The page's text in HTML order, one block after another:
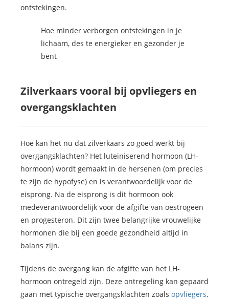
ontstekingen.
Hoe minder verborgen ontstekingen in je
lichaam, des te energieker en gezonder je
bent
Zilverkaars vooral bij opvliegers en
overgangsklachten
Hoe kan het nu dat zilverkaars zo goed werkt bij
overgangsklachten? Het luteïniserend hormoon (LH-
hormoon) wordt gemaakt in de hersenen (om precies
te zijn de hypofyse) en is verantwoordelijk voor de
eisprong. Na de eisprong is dit hormoon ook
medeverantwoordelijk voor de afgifte van oestrogeen
en progesteron. Dit zijn twee belangrijke vrouwelijke
hormonen die bij een goede gezondheid altijd in
balans zijn.
Tijdens de overgang kan de afgifte van het LH-
hormoon ontregeld zijn. Deze ontregeling kan gepaard
gaan met typische overgangsklachten zoals opvliegers,